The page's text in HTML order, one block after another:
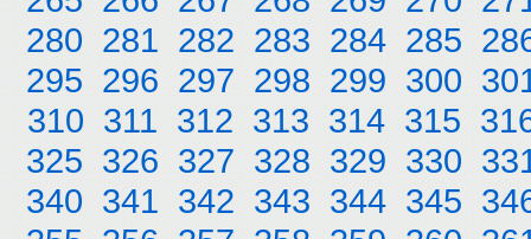
280 281 282 283 284 285
295 296 297 298 299 300
310 311 312 313 314 315
325 326 327 328 329 330
340 341 342 343 344 345